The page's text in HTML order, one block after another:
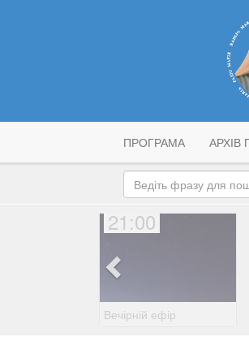
ПРОГРАМА АРХІВ
21:00
Вечірній ефір